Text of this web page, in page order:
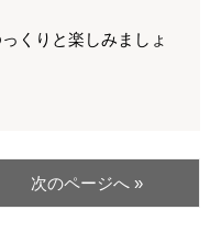
くりと楽しみましょ
次のページへ »